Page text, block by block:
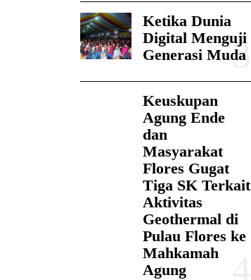
Ketika Dunia
Digital Menguji
Generasi Muda
Keuskupan
Agung Ende
dan
Masyarakat
Flores Gugat
Tiga SK Terkait
Aktivitas
Geothermal di
Pulau Flores ke
Mahkamah
Agung